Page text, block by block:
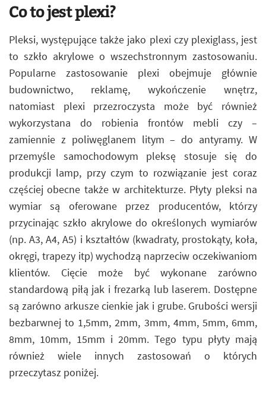
Co to jest plexi?
Pleksi, występujące także jako plexi czy plexiglass, jest
to szkło akrylowe o wszechstronnym zastosowaniu.
Popularne zastosowanie plexi obejmuje głównie
budownictwo, reklamę, wykończenie wnętrz,
natomiast plexi przezroczysta może być również
wykorzystana do robienia frontów mebli czy –
zamiennie z poliwęglanem litym – do antyramy. W
przemyśle samochodowym pleksę stosuje się do
produkcji lamp, przy czym to rozwiązanie jest coraz
częściej obecne także w architekturze. Płyty pleksi na
wymiar są oferowane przez producentów, którzy
przycinając szkło akrylowe do określonych wymiarów
(np. A3, A4, A5) i kształtów (kwadraty, prostokąty, koła,
okręgi, trapezy itp) wychodzą naprzeciw oczekiwaniom
klientów. Cięcie może być wykonane zarówno
standardową piłą jak i frezarką lub laserem. Dostępne
są zarówno arkusze cienkie jak i grube. Grubości wersji
bezbarwnej to 1,5mm, 2mm, 3mm, 4mm, 5mm, 6mm,
8mm, 10mm, 15mm i 20mm. Tego typu płyty mają
również wiele innych zastosowań o których
przeczytasz poniżej.